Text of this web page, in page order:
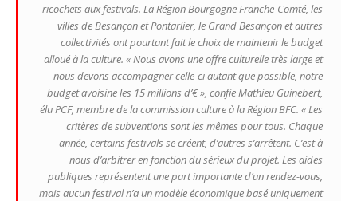
ricochets aux festivals. La Région Bourgogne Franche-Comté, les
villes de Besançon et Pontarlier, le Grand Besançon et autres
collectivités ont pourtant fait le choix de maintenir le budget
alloué à la culture. « Nous avons une offre culturelle très large et
nous devons accompagner celle-ci autant que possible, notre
budget avoisine les 15 millions d’€ », confie Mathieu Guinebert,
élu PCF, membre de la commission culture à la Région BFC. « Les
critères de subventions sont les mêmes pour tous. Chaque
année, certains festivals se créent, d’autres s’arrêtent. C’est à
nous d’arbitrer en fonction du sérieux du projet. Les aides
publiques représentent une part importante d’un rendez-vous,
mais aucun festival n’a un modèle économique basé uniquement